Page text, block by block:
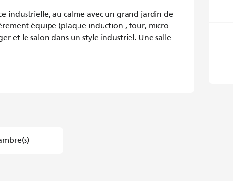
industrielle, au calme avec un grand jardin de
équipe (plaque induction , four, micro-
et le salon dans un style industriel. Une salle